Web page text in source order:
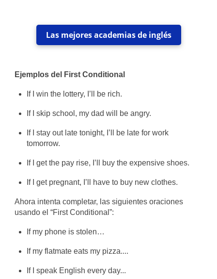
Las mejores academias de inglés
Ejemplos del First Conditional
If I win the lottery, I’ll be rich.
If I skip school, my dad will be angry.
If I stay out late tonight, I’ll be late for work
tomorrow.
If I get the pay rise, I’ll buy the expensive shoes.
If I get pregnant, I’ll have to buy new clothes.
Ahora intenta completar, las siguientes oraciones
usando el “First Conditional”:
If my phone is stolen…
If my flatmate eats my pizza....
If I speak English every day...